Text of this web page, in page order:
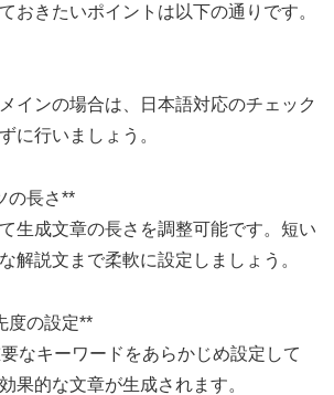
おきたいポイントは以下の通りです。
インの場合は、日本語対応のチェック
に行いましょう。
の長さ**
生成文章の長さを調整可能です。短い
解説文まで柔軟に設定しましょう。
度の設定**
なキーワードをあらかじめ設定して
果的な文章が生成されます。